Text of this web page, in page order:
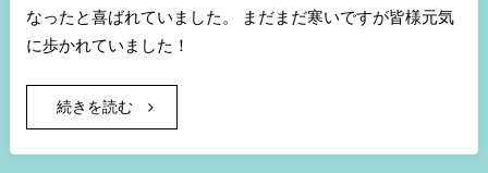
なったと喜ばれていました。 まだまだ寒いですが皆様元気
に歩かれていました！
続きを読む